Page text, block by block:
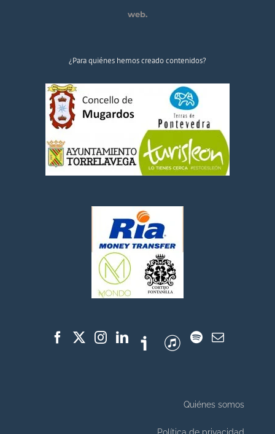
web.
¿Para quiénes hemos creado contenidos?
Quiénes somos
Política de privacidad